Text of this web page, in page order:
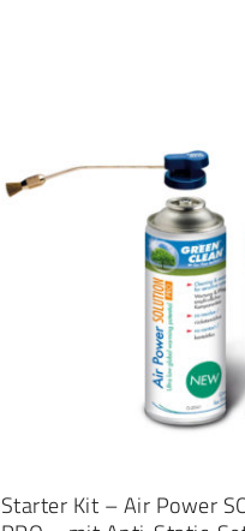
IN DEN
Starter Kit – Air Power